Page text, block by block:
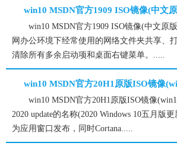
win10 MSDN官方1909 ISO镜像(中文
win10 MSDN官方1909 ISO镜像(中文原
网办公环境下经常使用的网络文件夹共享、
清除所有多余启动项和桌面右键菜单。.....
win10 MSDN官方20H1原版ISO镜像
win10 MSDN官方20H1原版ISO镜像
2020 update的名称(2020 Windows 10五月版
为应用窗口发布，同时Cortana.....